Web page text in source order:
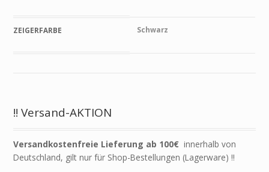
ZEIGERFARBE Schwarz
!! Versand-AKTION
Versandkostenfreie Lieferung ab 100€ innerhalb von
Deutschland, gilt nur für Shop-Bestellungen (Lagerware) !!